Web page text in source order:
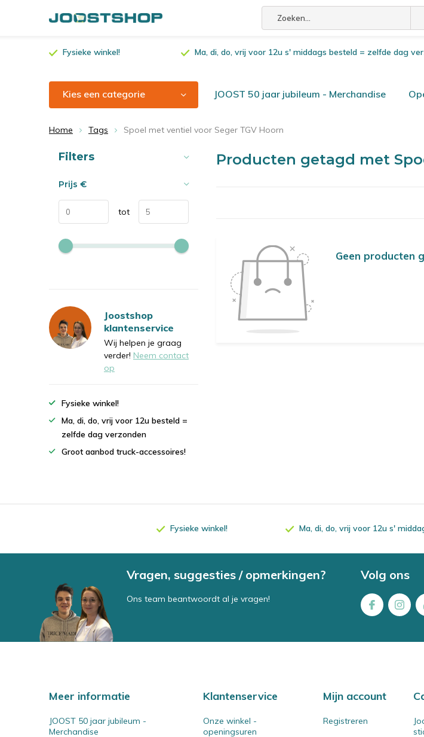
Fysieke winkel! Ma, di, do, vrij voor 12u s' middags besteld = zelfde dag
Kies een categorie JOOST 50 jaar jubileum - Merchandise
Home Tags Spoel met ventiel voor Seger TGV Hoorn
Producten getagd met
Geen producten
Sorteren op:
Filters
Prijs €
tot
Joostshop
klantenservice
Wij helpen je graag
verder! Neem contact
op
Fysieke winkel!
Ma, di, do, vrij voor 12u besteld =
zelfde dag verzonden
Groot aanbod truck-accessoires!
Fysieke winkel! Ma, di, do, vrij voor 12u s'
Vragen, suggesties / opmerkingen?
Ons team beantwoordt al je vragen!
Volg ons
Meer informatie
JOOST 50 jaar jubileum -
Merchandise
Klantenservice
Onze winkel -
openingsuren
Mijn account
Registreren